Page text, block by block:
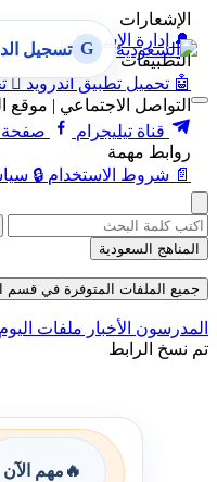
الإشعارات
🔔 إدارة الإشعارات
التطبيقات
🤖 تحميل تطبيق أندرويد 
التواصل الاجتماعي | موقع
قناة تيليجرام
صفحة
روابط مهمة
📄 شروط الاستخدام 🔒
G تسجيل
المناهج السعودية
جميع الملفات المتوفرة في قسم
المدرسون الأخبار ملفات اليوم
تم نسخ الرابط
🔥 مهم الآن